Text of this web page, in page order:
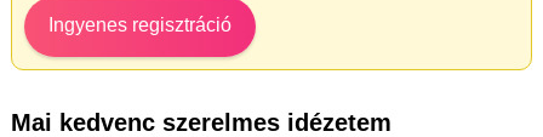
Ingyenes regisztráció
Mai kedvenc szerelmes idézetem